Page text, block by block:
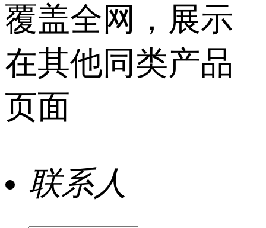
覆盖全网，展示
在其他同类产品
页面
联系人